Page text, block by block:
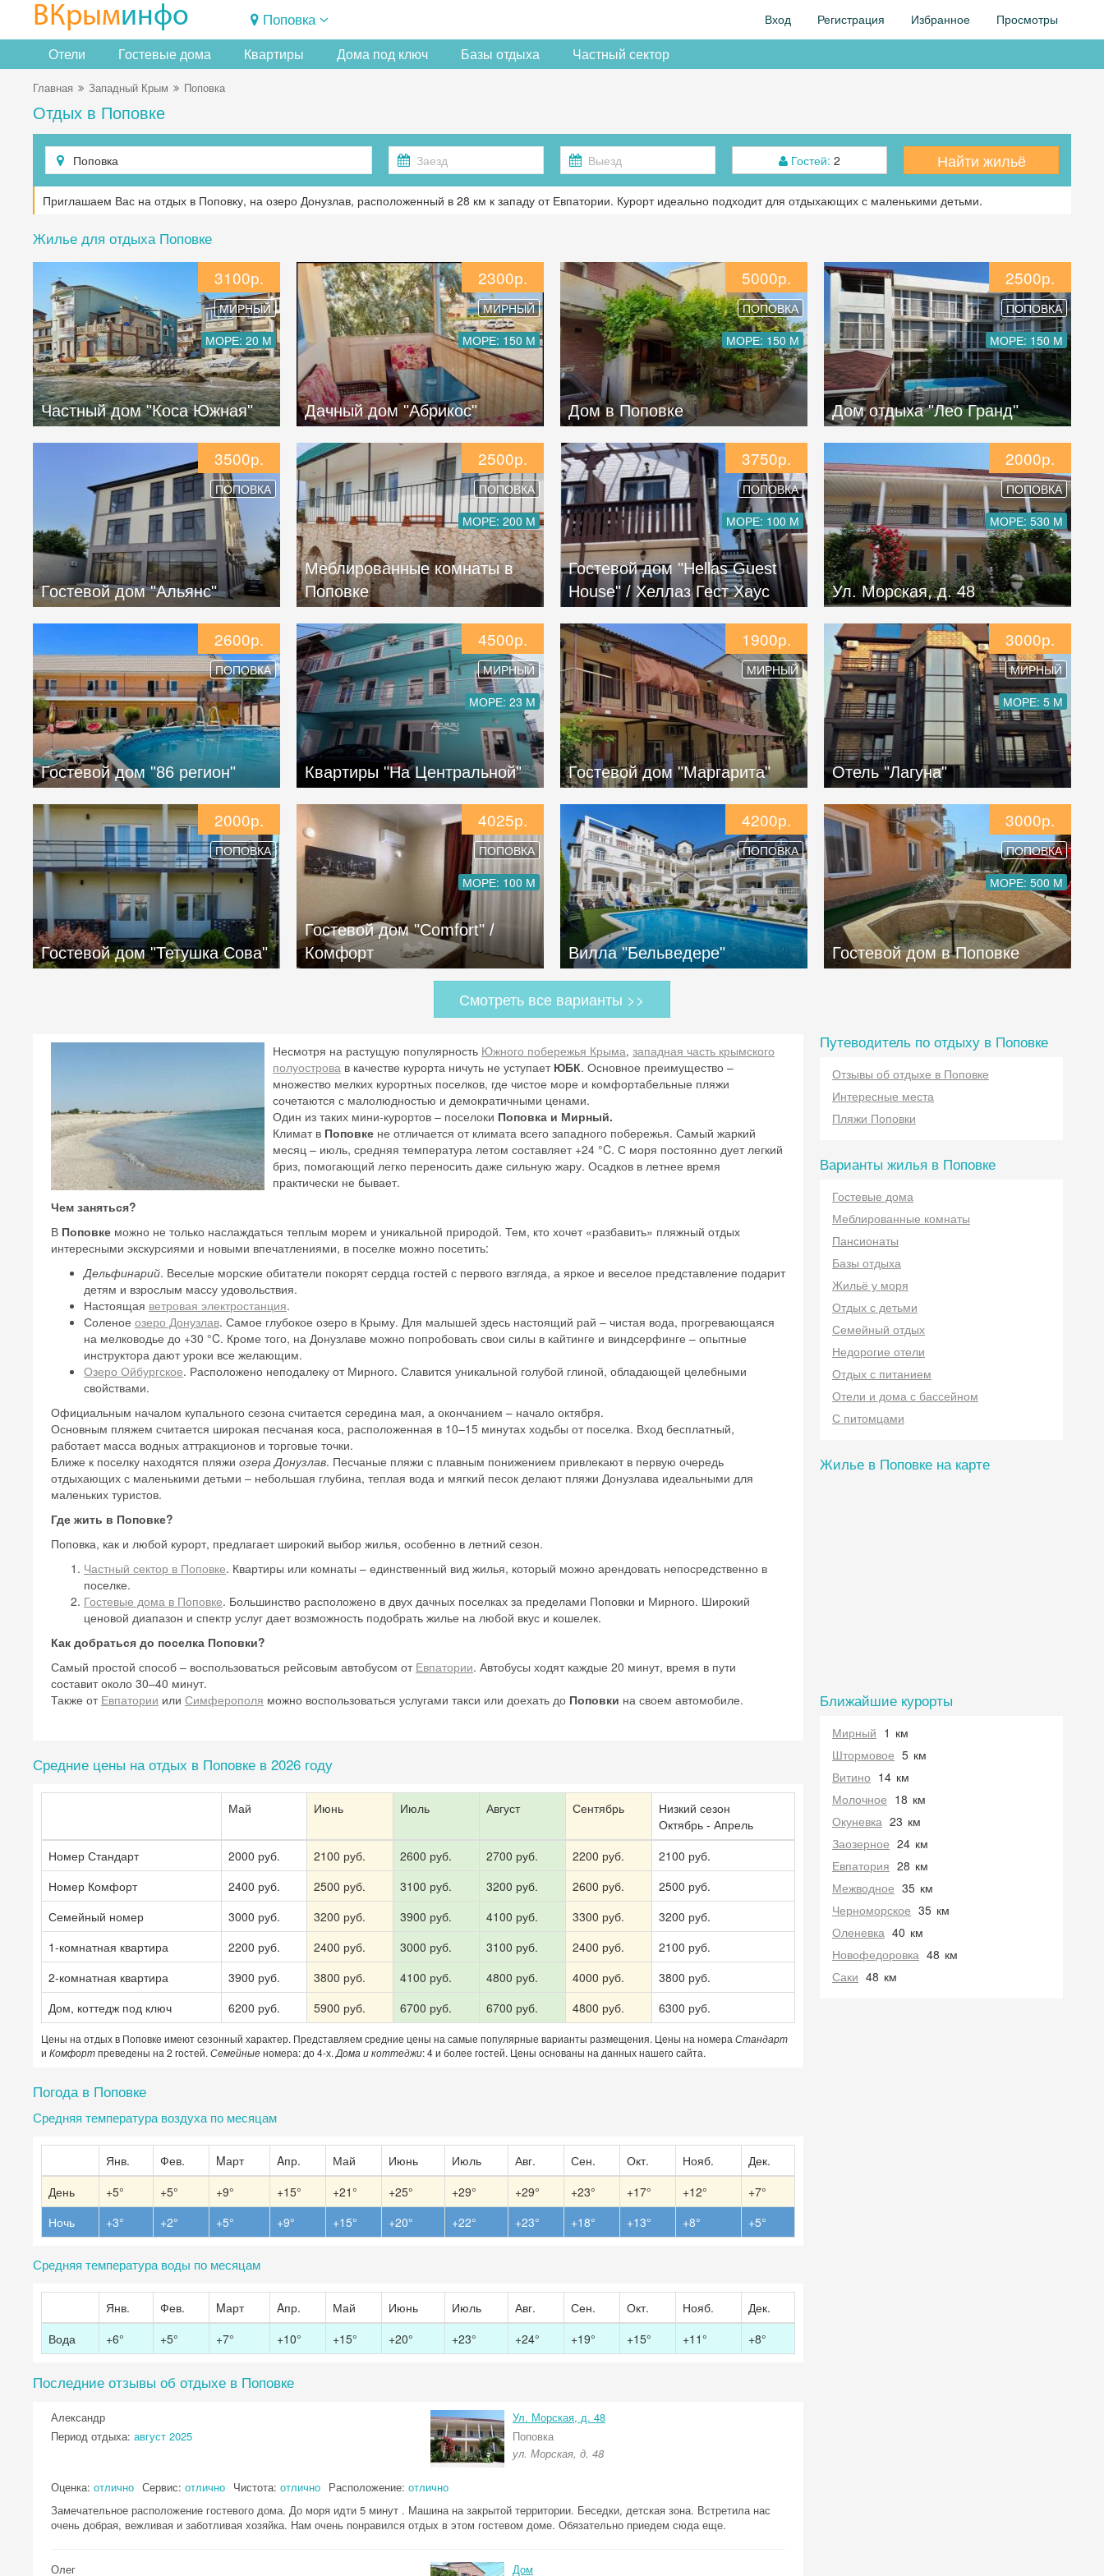
ВКрыминфо Поповка Вход Регистрация Избранное Просмотры
Отели Гостевые дома Квартиры Дома под ключ Базы отдыха Частный сектор
Главная Западный Крым Поповка
Отдых в Поповке
Гостей: 2 Найти жильё
Приглашаем Вас на отдых в Поповку, на озеро Донузлав, расположенный в 28 км к западу от Евпатории. Курорт идеально подходит для отдыхающих с маленькими детьми.
Жилье для отдыха Поповке
3100р.
МИРНЫЙ
МОРЕ: 20 М
Частный дом "Коса Южная"
2300р.
МИРНЫЙ
МОРЕ: 150 М
Дачный дом "Абрикос"
5000р.
ПОПОВКА
МОРЕ: 150 М
Дом в Поповке
2500р.
ПОПОВКА
МОРЕ: 150 М
Дом отдыха "Лео Гранд"
3500р.
ПОПОВКА
Гостевой дом "Альянс"
2500р.
ПОПОВКА
МОРЕ: 200 М
Меблированные комнаты в
Поповке
3750р.
ПОПОВКА
МОРЕ: 100 М
Гостевой дом "Hellas Guest
House" / Хеллаз Гест Хаус
2000р.
ПОПОВКА
МОРЕ: 530 М
Ул. Морская, д. 48
2600р.
ПОПОВКА
Гостевой дом "86 регион"
4500р.
МИРНЫЙ
МОРЕ: 23 М
Квартиры "На Центральной"
1900р.
МИРНЫЙ
Гостевой дом "Маргарита"
3000р.
МИРНЫЙ
МОРЕ: 5 М
Отель "Лагуна"
2000р.
ПОПОВКА
Гостевой дом "Тетушка Сова"
4025р.
ПОПОВКА
МОРЕ: 100 М
Гостевой дом "Comfort" /
Комфорт
4200р.
ПОПОВКА
Вилла "Бельведере"
3000р.
ПОПОВКА
МОРЕ: 500 М
Гостевой дом в Поповке
Смотреть все варианты >>
Несмотря на растущую популярность Южного побережья Крыма, западная часть крымского
полуострова в качестве курорта ничуть не уступает ЮБК. Основное преимущество –
множество мелких курортных поселков, где чистое море и комфортабельные пляжи
сочетаются с малолюдностью и демократичными ценами.
Один из таких мини-курортов – поселоки Поповка и Мирный.
Климат в Поповке не отличается от климата всего западного побережья. Самый жаркий
месяц – июль, средняя температура летом составляет +24 °C. С моря постоянно дует легкий
бриз, помогающий легко переносить даже сильную жару. Осадков в летнее время
практически не бывает.
Чем заняться?
В Поповке можно не только наслаждаться теплым морем и уникальной природой. Тем, кто хочет «разбавить» пляжный отдых
интересными экскурсиями и новыми впечатлениями, в поселке можно посетить:
Дельфинарий. Веселые морские обитатели покорят сердца гостей с первого взгляда, а яркое и веселое представление подарит
детям и взрослым массу удовольствия.
Настоящая ветровая электростанция.
Соленое озеро Донузлав. Самое глубокое озеро в Крыму. Для малышей здесь настоящий рай – чистая вода, прогревающаяся
на мелководье до +30 °C. Кроме того, на Донузлаве можно попробовать свои силы в кайтинге и виндсерфинге – опытные
инструктора дают уроки все желающим.
Озеро Ойбургское. Расположено неподалеку от Мирного. Славится уникальной голубой глиной, обладающей целебными
свойствами.
Официальным началом купального сезона считается середина мая, а окончанием – начало октября.
Основным пляжем считается широкая песчаная коса, расположенная в 10–15 минутах ходьбы от поселка. Вход бесплатный,
работает масса водных аттракционов и торговые точки.
Ближе к поселку находятся пляжи озера Донузлав. Песчаные пляжи с плавным понижением привлекают в первую очередь
отдыхающих с маленькими детьми – небольшая глубина, теплая вода и мягкий песок делают пляжи Донузлава идеальными для
маленьких туристов.
Где жить в Поповке?
Поповка, как и любой курорт, предлагает широкий выбор жилья, особенно в летний сезон.
Частный сектор в Поповке. Квартиры или комнаты – единственный вид жилья, который можно арендовать непосредственно в
поселке.
Гостевые дома в Поповке. Большинство расположено в двух дачных поселках за пределами Поповки и Мирного. Широкий
ценовой диапазон и спектр услуг дает возможность подобрать жилье на любой вкус и кошелек.
Как добраться до поселка Поповки?
Самый простой способ – воспользоваться рейсовым автобусом от Евпатории. Автобусы ходят каждые 20 минут, время в пути
составит около 30–40 минут.
Также от Евпатории или Симферополя можно воспользоваться услугами такси или доехать до Поповки на своем автомобиле.
Средние цены на отдых в Поповке в 2026 году
Май Июнь Июль Август Сентябрь
Низкий сезон
Октябрь - Апрель
Номер Стандарт
2000 руб. 2100 руб. 2600 руб. 2700 руб. 2200 руб.
2100 руб.
Номер Комфорт
2400 руб. 2500 руб. 3100 руб. 3200 руб. 2600 руб.
2500 руб.
Семейный номер
3000 руб. 3200 руб. 3900 руб. 4100 руб. 3300 руб.
3200 руб.
1-комнатная квартира
2200 руб. 2400 руб. 3000 руб. 3100 руб. 2400 руб.
2100 руб.
2-комнатная квартира
3900 руб. 3800 руб. 4100 руб. 4800 руб. 4000 руб.
3800 руб.
Дом, коттедж под ключ
6200 руб. 5900 руб. 6700 руб. 6700 руб. 4800 руб. 6300 руб.
Цены на отдых в Поповке имеют сезонный характер. Представляем средние цены на самые популярные варианты размещения. Цены на номера Стандарт
и Комфортпреведены на 2 гостей. Семейныеномера: до 4-х. Дома и коттеджи: 4 и более гостей. Цены основаны на данных нашего сайта.
Погода в Поповке
Средняя температура воздуха по месяцам
Янв. Фев. Mарт Aпр. Май Июнь Июль Авг. Сен. Окт. Нояб.
Дек.
День
+5° +5° +9° +15° +21° +25° +29° +29° +23° +17° +12°
+7°
Ночь
+3° +2° +5° +9° +15° +20° +22° +23° +18° +13° +8° +5°
Средняя температура воды по месяцам
Янв. Фев. Mарт Aпр. Май Июнь Июль Авг. Сен. Окт. Нояб.
Дек.
Вода
+6° +5° +7° +10° +15° +20° +23° +24° +19° +15° +11° +8°
Последние отзывы об отдыхе в Поповке
Александр
Период отдыха: август 2025
Ул. Морская, д. 48
Поповка
ул. Морская, д. 48
Оценка: отлично Сервис: отлично Чистота: отлично Расположение: отлично
Замечательное расположение гостевого дома. До моря идти 5 минут . Машина на закрытой территории. Беседки, детская зона. Встретила нас
очень добрая, вежливая и заботливая хозяйка. Нам очень понравился отдых в этом гостевом доме. Обязательно приедем сюда еще.
Олег
Дом
Путеводитель по отдыху в Поповке
Отзывы об отдыхе в Поповке
Интересные места
Пляжи Поповки
Варианты жилья в Поповке
Гостевые дома
Меблированные комнаты
Пансионаты
Базы отдыха
Жильё у моря
Отдых с детьми
Семейный отдых
Недорогие отели
Отдых с питанием
Отели и дома с бассейном
С питомцами
Жилье в Поповке на карте
Ближайшие курорты
Мирный 1 км
Штормовое 5 км
Витино 14 км
Молочное 18 км
Окуневка 23 км
Заозерное 24 км
Евпатория 28 км
Межводное 35 км
Черноморское 35 км
Оленевка 40 км
Новофедоровка 48 км
Саки 48 км
Скидка −5%
Хочешь дешевле? Оставь почту и получи промокод на
первое бронирование!